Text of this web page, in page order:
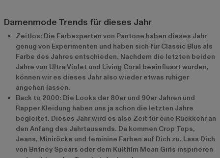
Damenmode Trends für dieses Jahr
Zeitlos: Die Farbexperten von Pantone haben dieses Jahr
genug von Experimenten und haben sich für Classic Blus als
Farbe des Jahres entschieden. Nachdem die letzten beiden
Jahre von Ultra Violet und Living Coral beeinflusst wurden,
können wir es dieses Jahr also wieder etwas ruhiger
angehen lassen.
Back to 2000: Die Looks der 80er und 90er Jahren und
Rapper Kleidung haben uns ja schon die letzten Jahre
begleitet. Dieses Jahr wird es also Zeit für eine Rückkehr an
den Anfang des Jahrtausends. Da kommen Crop Tops,
Jeans, Miniröcke und feminine Farben auf Dich zu. Lass Dich
von Britney Spears oder dem Kultfilm Mean Girls inspirieren